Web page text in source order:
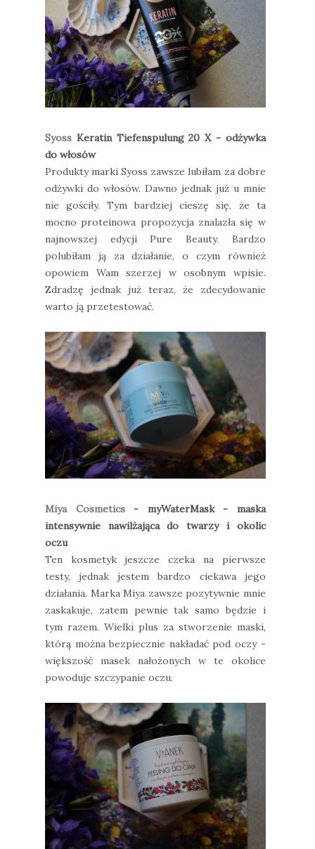
Syoss Keratin Tiefenspulung 20 X - odżywka
do włosów
Produkty marki Syoss zawsze lubiłam za dobre
odżywki do włosów. Dawno jednak już u mnie
nie gościły. Tym bardziej cieszę się, że ta
mocno proteinowa propozycja znalazła się w
najnowszej edycji Pure Beauty. Bardzo
polubiłam ją za działanie, o czym również
opowiem Wam szerzej w osobnym wpisie.
Zdradzę jednak już teraz, że zdecydowanie
warto ją przetestować.
Miya Cosmetics- myWaterMask - maska
intensywnie nawilżająca do twarzy i okolic
oczu
Ten kosmetyk jeszcze czeka na pierwsze
testy, jednak jestem bardzo ciekawa jego
działania. Marka Miya zawsze pozytywnie mnie
zaskakuje, zatem pewnie tak samo będzie i
tym razem. Wielki plus za stworzenie maski,
którą można bezpiecznie nakładać pod oczy -
większość masek nałożonych w te okolice
powoduje szczypanie oczu.